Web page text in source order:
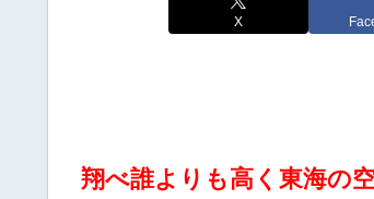
X
翔べ誰よりも高く東海の